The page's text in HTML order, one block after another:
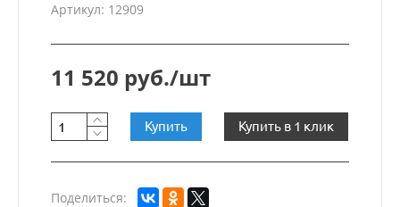
Артикул: 12909
11 520 руб./шт
Купить Купить в 1 клик
Поделиться: